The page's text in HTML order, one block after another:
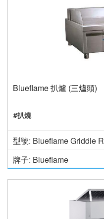
Blueflame 扒爐 (三爐頭)
#扒燒
型號: Blueflame Griddle
牌子: Blueflame